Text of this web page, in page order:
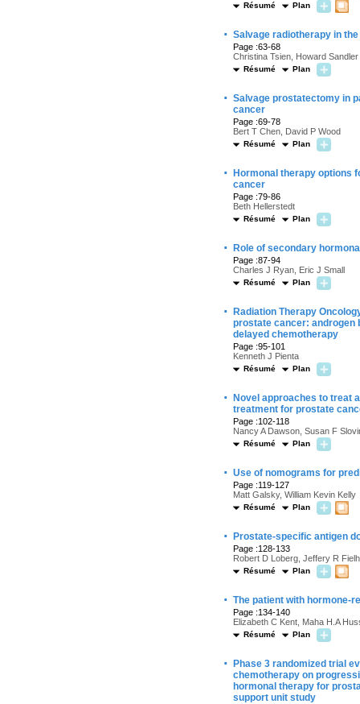
Résumé Plan
· Salvage radiotherapy in
Page :63-68
Christina Tsien, Howard Sandler
Résumé Plan
· Salvage prostatectomy in
cancer
Page :69-78
Bert T Chen, David P Wood
Résumé Plan
·
Hormonal therapy options
cancer
Page :79-86
Beth Hellerstedt
Résumé Plan
· Role of secondary
Page :87-94
Charles J Ryan, Eric J Small
Résumé Plan
·
Radiation Therapy
prostate cancer: androgen
delayed chemotherapy
Page :95-101
Kenneth J Pienta
Résumé Plan
·
Novel approaches to treat
treatment for prostate
Page :102-118
Nancy A Dawson, Susan F
Résumé Plan
· Use of nomograms for
Page :119-127
Matt Galsky, William Kevin Kelly
Résumé Plan
· Prostate-specific antigen
Page :128-133
Robert D Loberg, Jeffery R
Résumé Plan
· The patient with hormone-
Page :134-140
Elizabeth C Kent, Maha H.A
Résumé Plan
·
Phase 3 randomized trial
chemotherapy on
hormonal therapy for
support unit study